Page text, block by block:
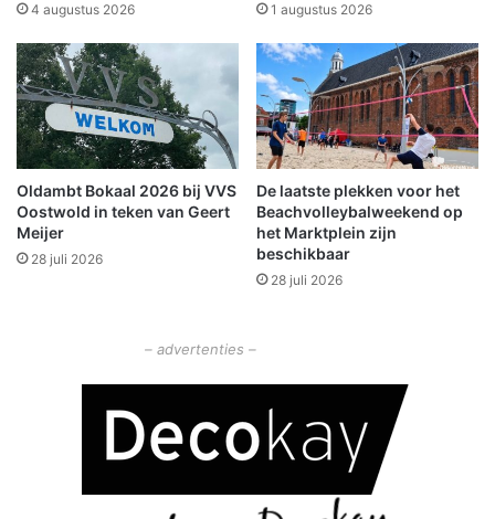
O
d
a
m
b
t
’
(
a
f
l
b
,
N
e
d
e
r
l
a
n
d
4 augustus 2026 1 augustus 2026
Oldambt Bokaal 2026 bij VVS
Oostwold in teken van Geert
Meijer
28 juli 2026
De laatste plekken voor het
Beachvolleybalweekend op
het Marktplein zijn
beschikbaar
28 juli 2026
– advertenties –